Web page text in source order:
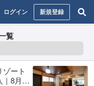
ログイン 新規登録
覧
ート
｜8月は